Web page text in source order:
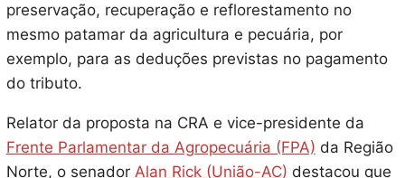
preservação, recuperação e reflorestamento no
mesmo patamar da agricultura e pecuária, por
exemplo, para as deduções previstas no pagamento
do tributo.
Relator da proposta na CRA e vice-presidente da
Frente Parlamentar da Agropecuária (FPA) da Região
Norte, o senador Alan Rick (União-AC) destacou que